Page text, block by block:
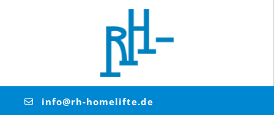
info@rh-homelifte.de